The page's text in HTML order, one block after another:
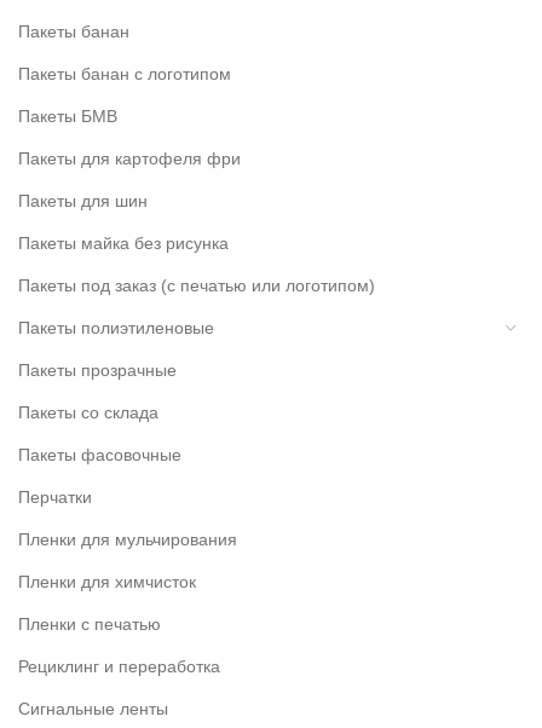
Пакеты банан
Пакеты банан с логотипом
Пакеты БМВ
Пакеты для картофеля фри
Пакеты для шин
Пакеты майка без рисунка
Пакеты под заказ (с печатью или логотипом)
Пакеты полиэтиленовые
Пакеты прозрачные
Пакеты со склада
Пакеты фасовочные
Перчатки
Пленки для мульчирования
Пленки для химчисток
Пленки с печатью
Рециклинг и переработка
Сигнальные ленты